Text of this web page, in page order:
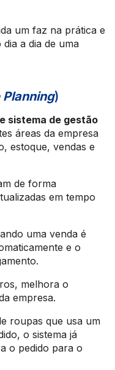
um faz na prática e
a dia de uma
)
sistema de gestão
áreas da empresa
estoque, vendas e
de forma
em tempo
uma venda é
e o
melhora o
empresa.
roupas que usa um
o sistema já
o pedido para o